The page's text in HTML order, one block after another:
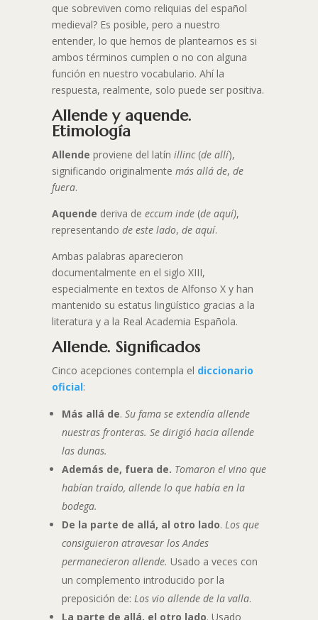
que sobreviven como reliquias del español
medieval? Es posible, pero a nuestro
entender, lo que hemos de plantearnos es si
ambos términos cumplen o no con alguna
función en nuestro vocabulario. Ahí la
respuesta, realmente, solo puede ser positiva.
Allende y aquende.
Etimología
Allende proviene del latín illinc(de allí),
significando originalmente más allá de, de
fuera.
Aquende deriva de eccum inde (de aquí),
representando de este lado, de aquí.
Ambas palabras aparecieron
documentalmente en el siglo XIII,
especialmente en textos de Alfonso X y han
mantenido su estatus lingüístico gracias a la
literatura y a la Real Academia Española.
Allende. Significados
Cinco acepciones contempla el diccionario
oficial:
Más allá de. Su fama se extendía allende
nuestras fronteras. Se dirigió hacia allende
las dunas.
Además de, fuera de. Tomaron el vino que
habían traído, allende lo que había en la
bodega.
De la parte de allá, al otro lado. Los que
consiguieron atravesar los Andes
permanecieron allende. Usado a veces con
un complemento introducido por la
preposición de: Los vio allende de la valla.
La parte de allá, el otro lado. Usado